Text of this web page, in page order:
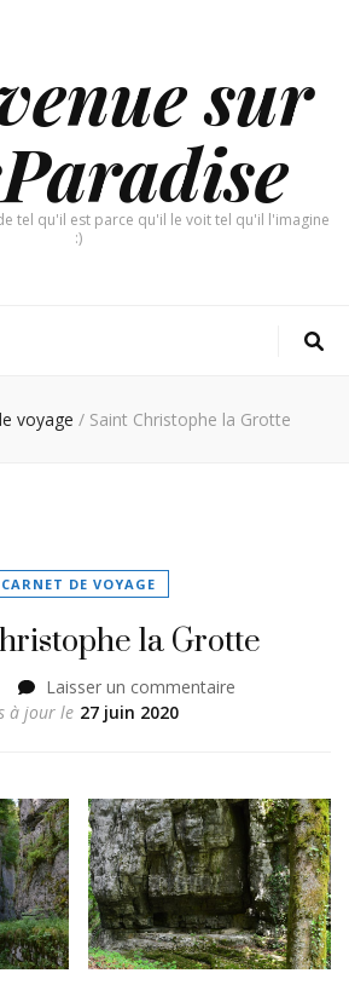
sur
tel qu'il est parce qu'il le voit tel qu'il l'imagine
:)
voyage / Saint Christophe la Grotte
CARNET DE VOYAGE
la Grotte
à jour le 27 juin 2020
Laisser un commentaire